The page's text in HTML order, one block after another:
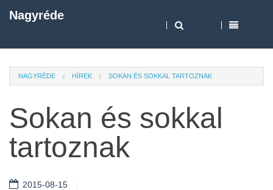
Nagyréde
NAGYRÉDE HÍREK SOKAN ÉS SOKKAL TARTOZNAK
Sokan és sokkal
tartoznak
2015-08-15